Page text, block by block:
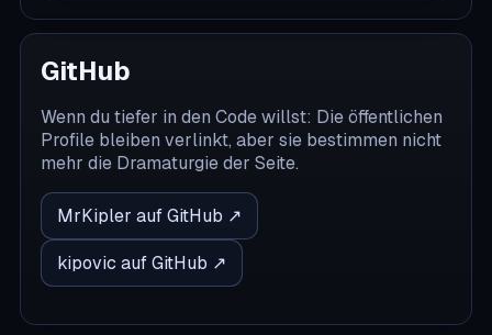
GitHub
Wenn du tiefer in den Code willst: Die öffentlichen
Profile bleiben verlinkt, aber sie bestimmen nicht
mehr die Dramaturgie der Seite.
MrKipler auf GitHub ↗
kipovic auf GitHub ↗